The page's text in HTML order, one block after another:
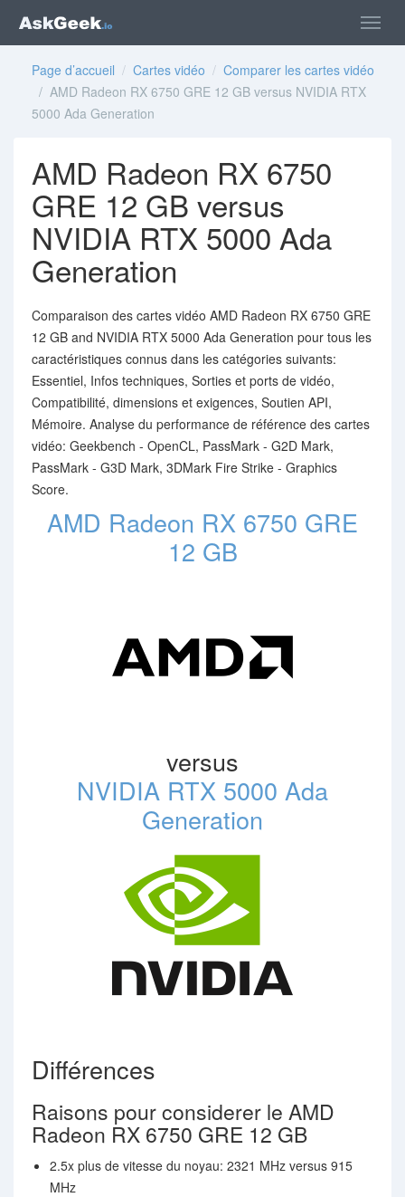
Page d’accueil / Cartes vidéo / Comparer les cartes vidéo
/ AMD Radeon RX 6750 GRE 12 GB versus NVIDIA RTX
5000 Ada Generation
AMD Radeon RX 6750
GRE 12 GB versus
NVIDIA RTX 5000 Ada
Generation
Comparaison des cartes vidéo AMD Radeon RX 6750 GRE
12 GB and NVIDIA RTX 5000 Ada Generation pour tous les
caractéristiques connus dans les catégories suivants:
Essentiel, Infos techniques, Sorties et ports de vidéo,
Compatibilité, dimensions et exigences, Soutien API,
Mémoire. Analyse du performance de référence des cartes
vidéo: Geekbench - OpenCL, PassMark - G2D Mark,
PassMark - G3D Mark, 3DMark Fire Strike - Graphics
Score.
AMD Radeon RX 6750 GRE
12 GB
versus
NVIDIA RTX 5000 Ada
Generation
Différences
Raisons pour considerer le AMD
Radeon RX 6750 GRE 12 GB
2.5x plus de vitesse du noyau: 2321 MHz versus 915
MHz